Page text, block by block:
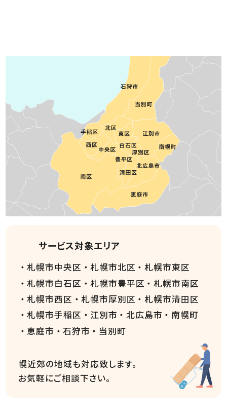
サービス対象エリア
札幌市中央区 札幌市北区
札幌市東区
札幌市白石区
札幌市豊平区
札幌市南区
札幌市西区
札幌市厚別区
札幌市清田区
札幌市手稲区
江別市 北広島市
南幌町
恵庭市
石狩市 当別町
幌近郊の地域も対応致します。
お気軽にご相談下さい。